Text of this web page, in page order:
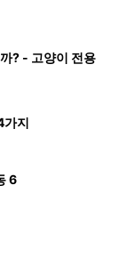
? - 고양이 전용
가지
6